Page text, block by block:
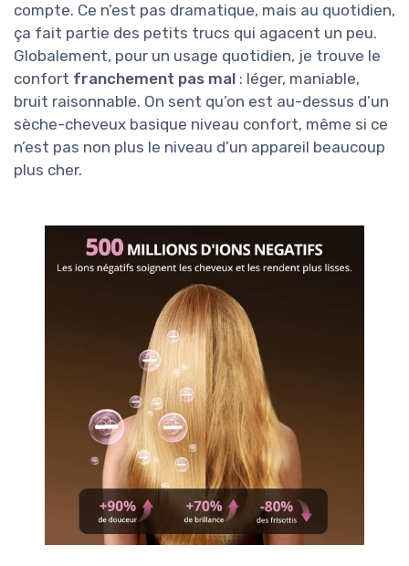
compte. Ce n’est pas dramatique, mais au quotidien,
ça fait partie des petits trucs qui agacent un peu.
Globalement, pour un usage quotidien, je trouve le
confort franchement pas mal : léger, maniable,
bruit raisonnable. On sent qu’on est au-dessus d’un
sèche-cheveux basique niveau confort, même si ce
n’est pas non plus le niveau d’un appareil beaucoup
plus cher.